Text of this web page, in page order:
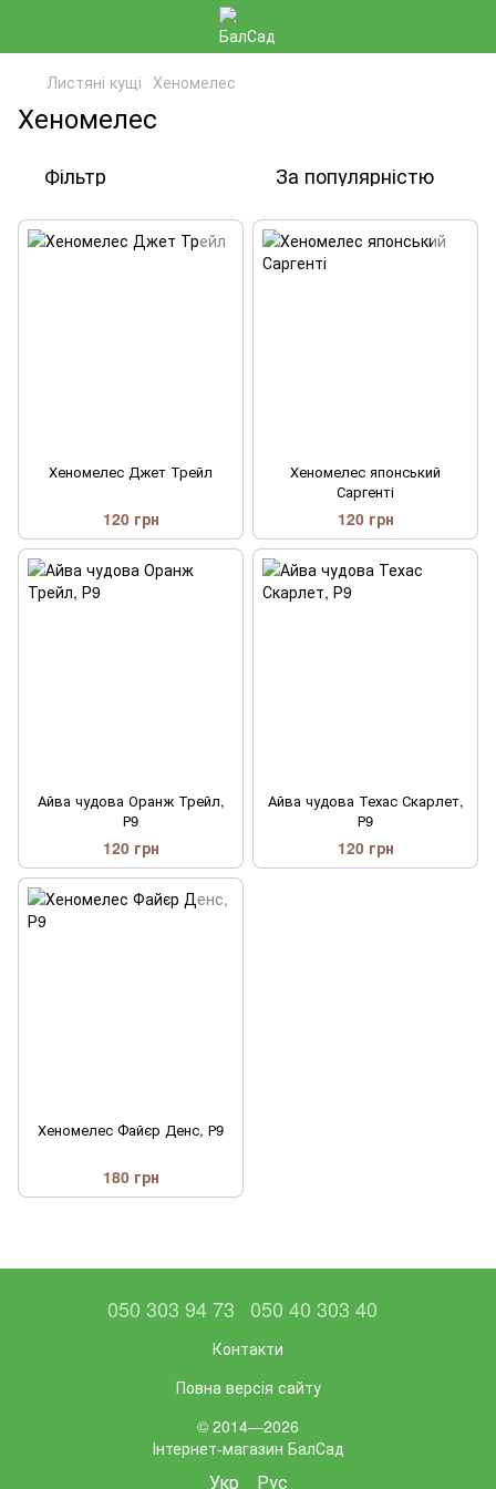
Листяні кущі Хеномелес
Хеномелес
Фільтр За популярністю
Хеномелес Джет Трейл
120 грн
Хеномелес японський
Саргенті
120 грн
Айва чудова Оранж Трейл,
Р9
120 грн
Айва чудова Техас Скарлет,
Р9
120 грн
Хеномелес Файєр Денс, Р9
180 грн
050 303 94 73 050 40 303 40
Контакти
Повна версія сайту
© 2014—2026
Інтернет-магазин БалСад
Укр Рус